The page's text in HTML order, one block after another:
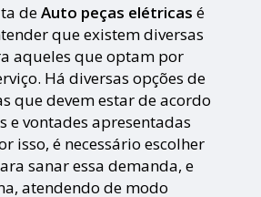
deAuto peças elétricas é
que existem diversas
aqueles que optam por
Há diversas opções de
que devem estar de acordo
e vontades apresentadas
isso, é necessário escolher
sanar essa demanda, e
atendendo de modo